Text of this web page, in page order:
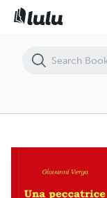
Una peccatrice